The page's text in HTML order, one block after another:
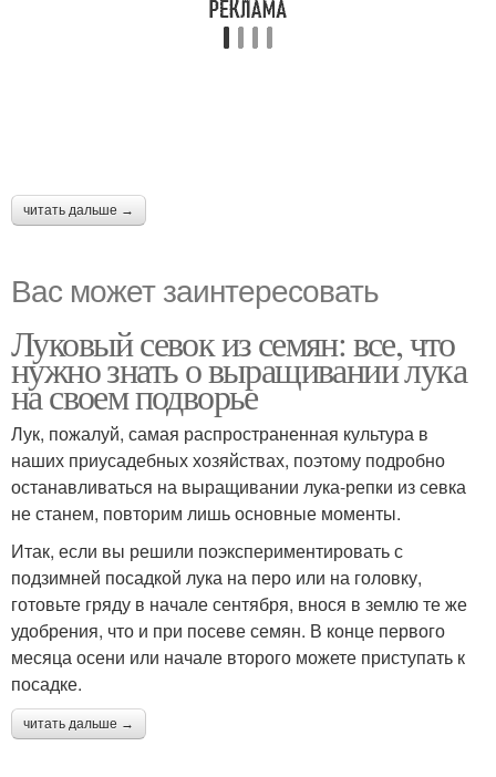
читать дальше →
Вас может заинтересовать
Луковый севок из семян: все, что
нужно знать о выращивании лука
на своем подворье
Лук, пожалуй, самая распространенная культура в
наших приусадебных хозяйствах, поэтому подробно
останавливаться на выращивании лука-репки из севка
не станем, повторим лишь основные моменты.
Итак, если вы решили поэкспериментировать с
подзимней посадкой лука на перо или на головку,
готовьте гряду в начале сентября, внося в землю те же
удобрения, что и при посеве семян. В конце первого
месяца осени или начале второго можете приступать к
посадке.
читать дальше →